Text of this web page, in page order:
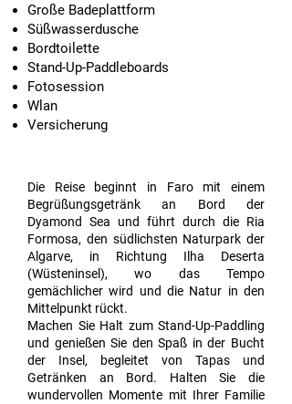
Große Badeplattform
Süßwasserdusche
Bordtoilette
Stand-Up-Paddleboards
Fotosession
Wlan
Versicherung
Die Reise beginnt in Faro mit einem
Begrüßungsgetränk an Bord der
Dyamond Sea und führt durch die Ria
Formosa, den südlichsten Naturpark der
Algarve, in Richtung Ilha Deserta
(Wüsteninsel), wo das Tempo
gemächlicher wird und die Natur in den
Mittelpunkt rückt.
Machen Sie Halt zum Stand-Up-Paddling
und genießen Sie den Spaß in der Bucht
der Insel, begleitet von Tapas und
Getränken an Bord. Halten Sie die
wundervollen Momente mit Ihrer Familie